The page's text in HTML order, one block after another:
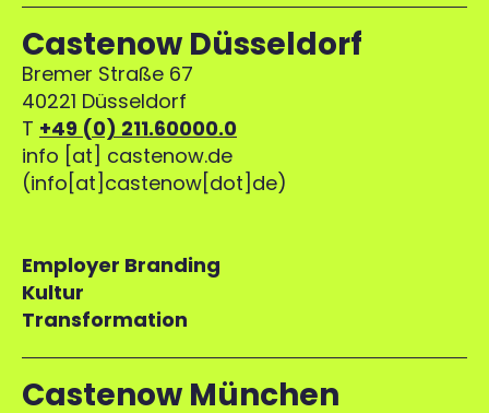
Castenow Düsseldorf
Bremer Straße 67
40221 Düsseldorf
T +49 (0) 211.60000.0
info [at] castenow.de
(info[at]castenow[dot]de)
Employer Branding
Kultur
Transformation
Castenow München